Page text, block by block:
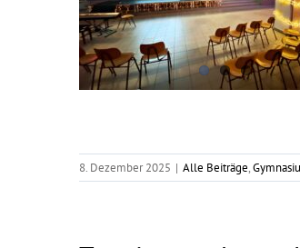
8. Dezember 2025 | Alle Beiträge,